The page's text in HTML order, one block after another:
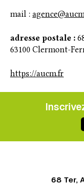
mail :
adresse postale :
63100 Clermont-
https://aucm.fr
68 Ter,